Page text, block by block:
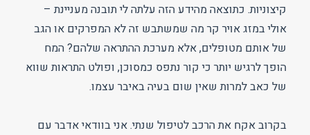
קיצוניות. כתוצאה מהידע הזה עלתה לי תובנה מעניינת –
אולי במזג אויר קר מה שמשתבש זה לא המפרקים או הגב
של אותם מטופלים, אלא מערכת ההתראה שלהם? המח
הופך לרגיש יותר כי קור נתפס כמסוכן, ופולט התראות שווא
של כאב למרות שאין שום בעיה באיבר עצמו.
בקרוב אקח את הרכב לטיפול שנתי. אני בוודאי אדבר עם